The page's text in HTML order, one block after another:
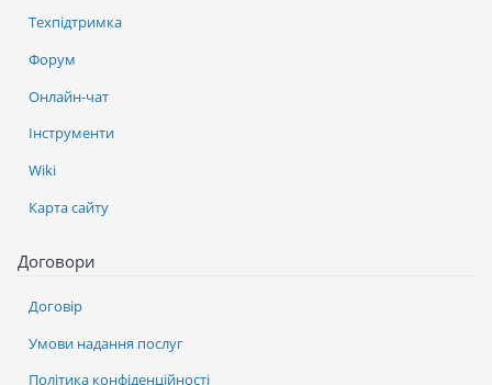
Техпідтримка
Форум
Онлайн-чат
Інструменти
Wiki
Карта сайту
Договори
Договір
Умови надання послуг
Політика конфіденційності